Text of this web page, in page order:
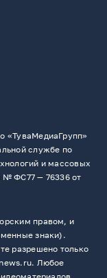
«ТуваМедиаГрупп»
службе по
и массовых
№ ФС77 — 76336 от
правом, и
знаки).
разрешено только
Любое